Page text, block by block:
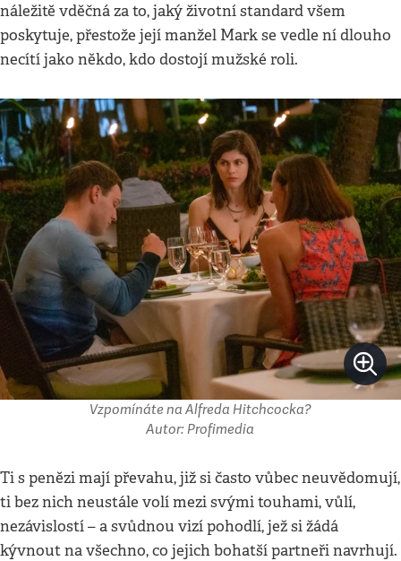
náležitě vděčná za to, jaký životní standard všem
poskytuje, přestože její manžel Mark se vedle ní dlouho
necítí jako někdo, kdo dostojí mužské roli.
Vzpomínáte na Alfreda Hitchcocka?
Autor: Profimedia
Ti s penězi mají převahu, již si často vůbec neuvědomují,
ti bez nich neustále volí mezi svými touhami, vůlí,
nezávislostí – a svůdnou vizí pohodlí, jež si žádá
kývnout na všechno, co jejich bohatší partneři navrhují.